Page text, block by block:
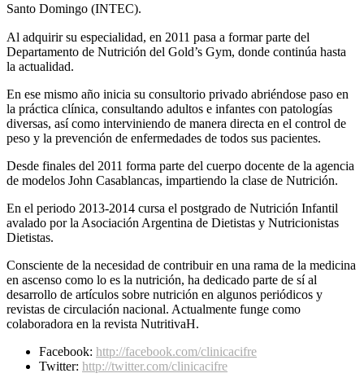
Santo Domingo (INTEC).
Al adquirir su especialidad, en 2011 pasa a formar parte del
Departamento de Nutrición del Gold’s Gym, donde continúa hasta
la actualidad.
En ese mismo año inicia su consultorio privado abriéndose paso en
la práctica clínica, consultando adultos e infantes con patologías
diversas, así como interviniendo de manera directa en el control de
peso y la prevención de enfermedades de todos sus pacientes.
Desde finales del 2011 forma parte del cuerpo docente de la agencia
de modelos John Casablancas, impartiendo la clase de Nutrición.
En el periodo 2013-2014 cursa el postgrado de Nutrición Infantil
avalado por la Asociación Argentina de Dietistas y Nutricionistas
Dietistas.
Consciente de la necesidad de contribuir en una rama de la medicina
en ascenso como lo es la nutrición, ha dedicado parte de sí al
desarrollo de artículos sobre nutrición en algunos periódicos y
revistas de circulación nacional. Actualmente funge como
colaboradora en la revista NutritivaH.
Facebook: http://facebook.com/clinicacifre
Twitter: http://twitter.com/clinicacifre